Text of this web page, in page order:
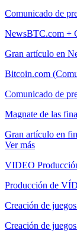
Comunicado de
NewsBTC.com +
Gran artículo en
Bitcoin.com
Comunicado de
Magnate de las
Gran artículo en
Ver más
VIDEO
Producción de
Creación de
Creación de